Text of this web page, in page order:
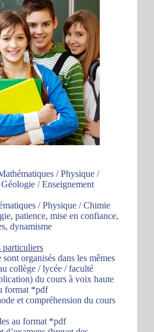
/ Physique /
/ Enseignement
/ Physique / Chimie
patience, mise en confiance,
dynamisme
particuliers
organisés dans les mêmes
collège / lycée / faculté
du cours à voix haute
format *pdf
et compréhension du cours
au format *pdf